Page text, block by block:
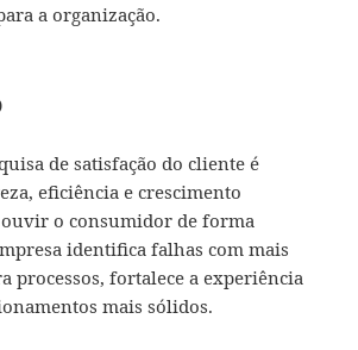
a organização.
de satisfação do cliente é
eficiência e crescimento
o consumidor de forma
identifica falhas com mais
processos, fortalece a experiência
mais sólidos.